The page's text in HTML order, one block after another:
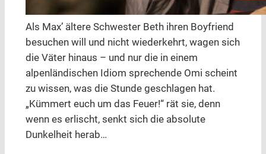
Als Max’ ältere Schwester Beth ihren Boyfriend
besuchen will und nicht wiederkehrt, wagen sich
die Väter hinaus – und nur die in einem
alpenländischen Idiom sprechende Omi scheint
zu wissen, was die Stunde geschlagen hat.
„Kümmert euch um das Feuer!“ rät sie, denn
wenn es erlischt, senkt sich die absolute
Dunkelheit herab…